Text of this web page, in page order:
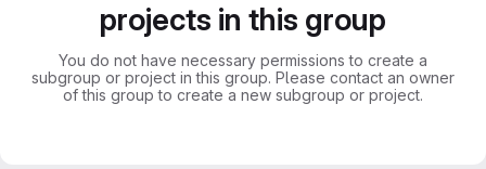
projects in this group
You do not have necessary permissions to create a
subgroup or project in this group. Please contact an owner
of this group to create a new subgroup or project.